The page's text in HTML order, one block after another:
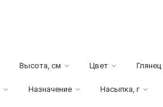
Высота, см Цвет Глянец
Назначение Насыпка, г